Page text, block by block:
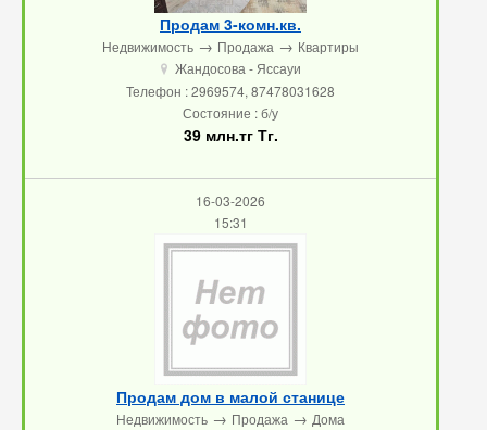
Продам 3-комн.кв.
Недвижимость → Продажа → Квартиры
u Жандосова - Яссауи
Телефон : 2969574, 87478031628
Состояние : б/у
39 млн.тг Тг.
16-03-2026
15:31
Продам дом в малой станице
Недвижимость → Продажа → Дома